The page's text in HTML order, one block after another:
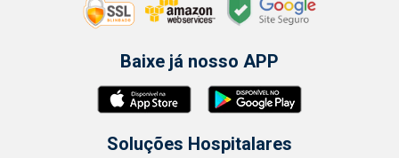
Baixe já nosso APP
Soluções Hospitalares